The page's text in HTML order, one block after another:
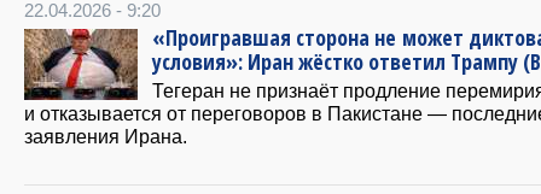
22.04.2026 - 9:20
«Проигравшая сторона не может
условия»: Иран жёстко ответил Трампу
Тегеран не признаёт продление
и отказывается от переговоров в Пакистане —
заявления Ирана.